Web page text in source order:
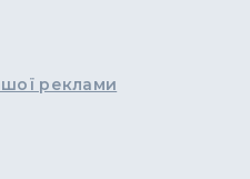
реклами